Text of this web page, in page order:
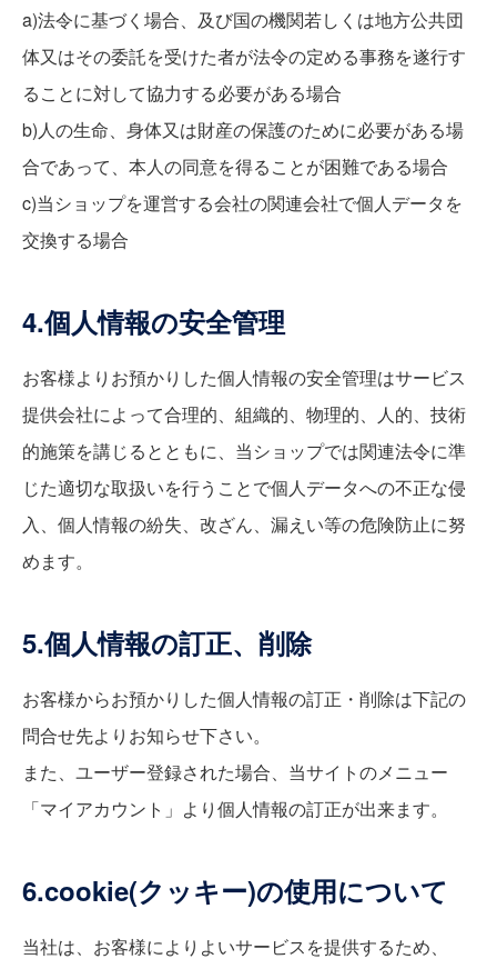
a)法令に基づく場合、及び国の機関若しくは地方公共団
体又はその委託を受けた者が法令の定める事務を遂行す
ることに対して協力する必要がある場合
b)人の生命、身体又は財産の保護のために必要がある場
合であって、本人の同意を得ることが困難である場合
c)当ショップを運営する会社の関連会社で個人データを
交換する場合
4.個人情報の安全管理
お客様よりお預かりした個人情報の安全管理はサービス
提供会社によって合理的、組織的、物理的、人的、技術
的施策を講じるとともに、当ショップでは関連法令に準
じた適切な取扱いを行うことで個人データへの不正な侵
入、個人情報の紛失、改ざん、漏えい等の危険防止に努
めます。
5.個人情報の訂正、削除
お客様からお預かりした個人情報の訂正・削除は下記の
問合せ先よりお知らせ下さい。
また、ユーザー登録された場合、当サイトのメニュー
「マイアカウント」より個人情報の訂正が出来ます。
6.cookie(クッキー)の使用について
当社は、お客様によりよいサービスを提供するため、